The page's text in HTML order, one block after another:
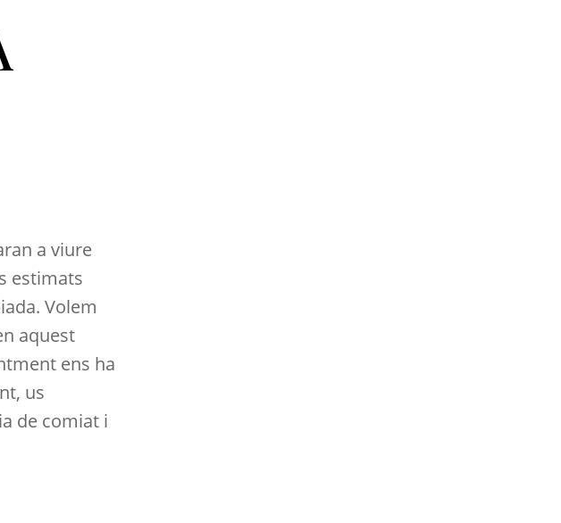
a viure
estimats
Volem
aquest
ens ha
us
de comiat i